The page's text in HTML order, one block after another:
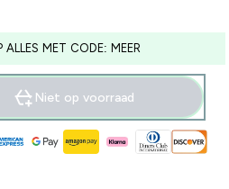
MET CODE: MEER
price
Niet op voorraad